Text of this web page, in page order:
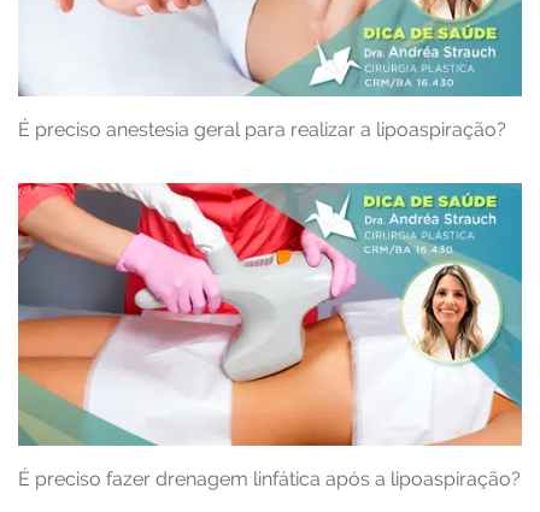
É preciso anestesia geral para realizar a lipoaspiração?
É preciso fazer drenagem linfática após a lipoaspiração?